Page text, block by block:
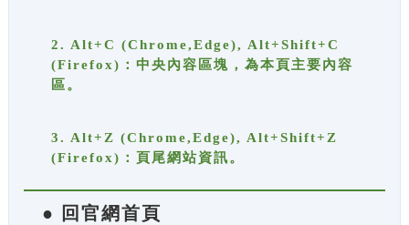
2. Alt+C (Chrome,Edge), Alt+Shift+C
(Firefox)：中央內容區塊，為本頁主要內容
區。
3. Alt+Z (Chrome,Edge), Alt+Shift+Z
(Firefox)：頁尾網站資訊。
● 回官網首頁